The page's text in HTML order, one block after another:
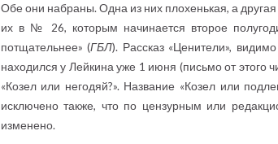
Обе они набраны. Одна из них плохенькая, а
их в № 26, которым начинается второе
потщательнее» (ГБЛ). Рассказ «Ценители»,
находился у Лейкина уже 1 июня (письмо от этого
«Козел или негодяй?». Название «Козел или
исключено также, что по цензурным или
изменено.